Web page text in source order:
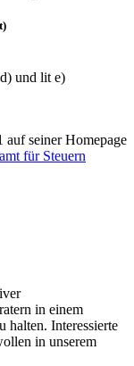
und lit e)
seiner Homepage
für Steuern
in einem
halten. Interessierte
in unserem